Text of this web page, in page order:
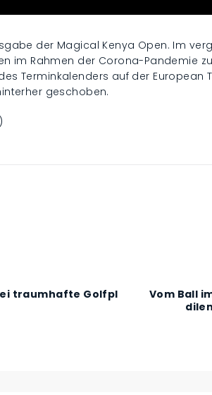
der Magical Kenya Open. Im
im Rahmen der Corona-Pandemie
Terminkalenders auf der European
geschoben.
traumhafte Golfpl
Vom Ball